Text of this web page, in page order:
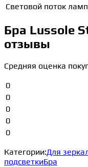
Световой поток
Бра Lussole
отзывы
Средняя оценка
0
0
0
0
0
Категории:Для
подсветкиБра